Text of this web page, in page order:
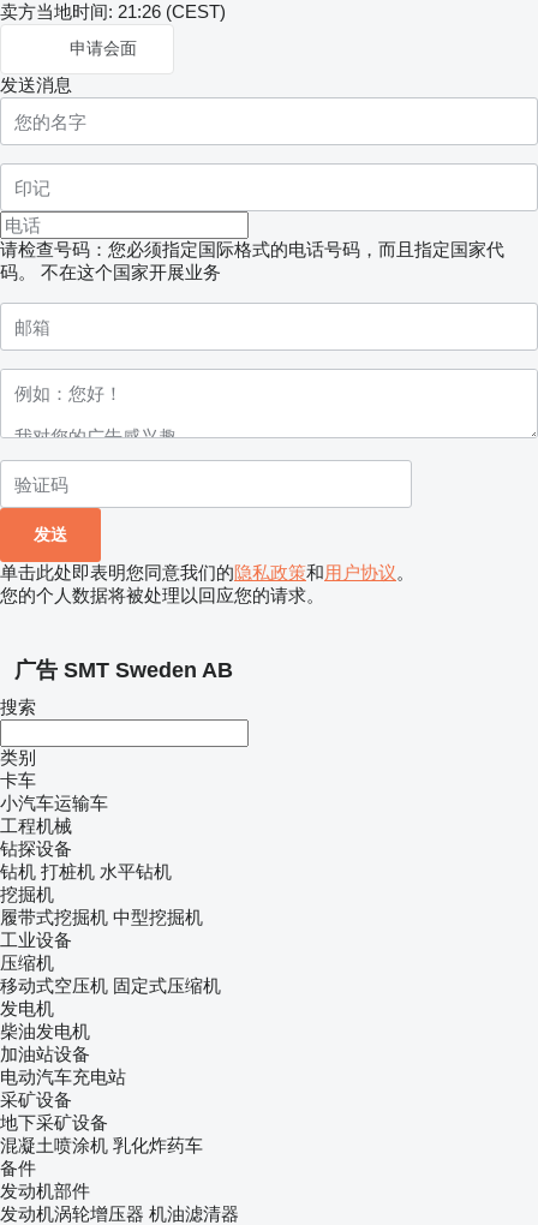
卖方当地时间: 21:26 (CEST)
申请会面
发送消息
请检查号码：您必须指定国际格式的电话号码，而且指定国家代
码。
不在这个国家开展业务
单击此处即表明您同意我们的隐私政策和用户协议。
您的个人数据将被处理以回应您的请求。
广告 SMT Sweden AB
搜索
类别
卡车
小汽车运输车
工程机械
钻探设备
钻机 打桩机 水平钻机
挖掘机
履带式挖掘机 中型挖掘机
工业设备
压缩机
移动式空压机 固定式压缩机
发电机
柴油发电机
加油站设备
电动汽车充电站
采矿设备
地下采矿设备
混凝土喷涂机 乳化炸药车
备件
发动机部件
发动机涡轮增压器 机油滤清器